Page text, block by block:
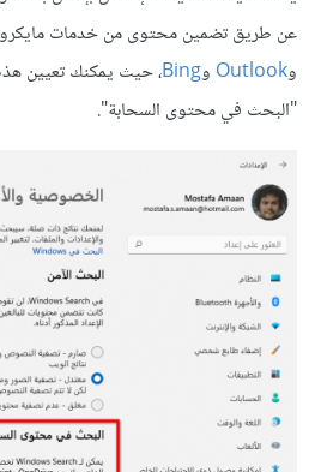
عن طريق تضمين محتوى من خدمات
وOutlook وBing، حيث يمكنك تعيين
"البحث في محتوى السحابة".